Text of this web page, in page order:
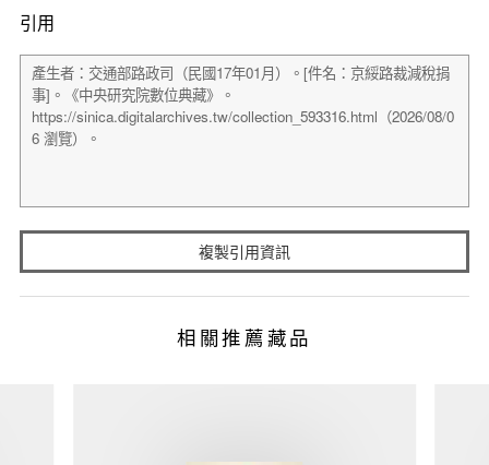
引用
複製引用資訊
相關推薦藏品